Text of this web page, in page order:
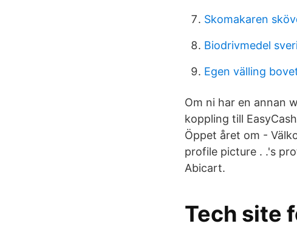
Skomakaren
Biodrivmedel
Egen välling
Om ni har en annan
koppling till
Öppet året om -
profile picture . .'s
Abicart.
Tech site